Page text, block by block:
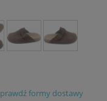
płatności
formy dostawy